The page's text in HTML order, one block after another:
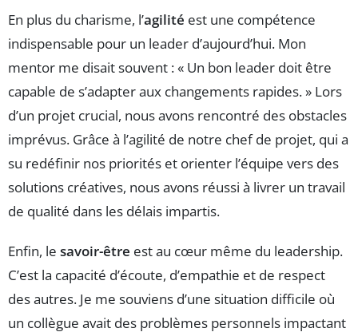
En plus du charisme, l’agilité est une compétence
indispensable pour un leader d’aujourd’hui. Mon
mentor me disait souvent : « Un bon leader doit être
capable de s’adapter aux changements rapides. » Lors
d’un projet crucial, nous avons rencontré des obstacles
imprévus. Grâce à l’agilité de notre chef de projet, qui a
su redéfinir nos priorités et orienter l’équipe vers des
solutions créatives, nous avons réussi à livrer un travail
de qualité dans les délais impartis.
Enfin, le savoir-être est au cœur même du leadership.
C’est la capacité d’écoute, d’empathie et de respect
des autres. Je me souviens d’une situation difficile où
un collègue avait des problèmes personnels impactant